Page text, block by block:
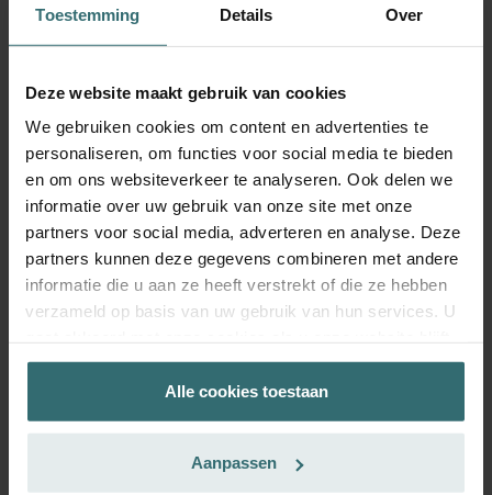
Toestemming Details Over
Deze website maakt gebruik van cookies
We gebruiken cookies om content en advertenties te
personaliseren, om functies voor social media te bieden
en om ons websiteverkeer te analyseren. Ook delen we
informatie over uw gebruik van onze site met onze
partners voor social media, adverteren en analyse. Deze
partners kunnen deze gegevens combineren met andere
informatie die u aan ze heeft verstrekt of die ze hebben
verzameld op basis van uw gebruik van hun services. U
gebruiken.
Datenschutzerklärung der Zehnder Group
Zehnder Group België nv/sa: Déclarations de confidentialité
Alle cookies toestaan
Aanpassen
Toevoegen aan winkelwagentje
Anti Pollen Refill Pack – Zehnder
ComfoAir 300-550 | Zehnder Original